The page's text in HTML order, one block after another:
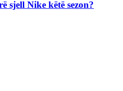
sjell Nike këtë sezon?